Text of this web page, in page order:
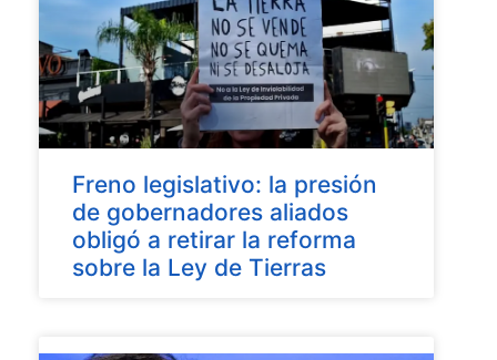
Freno legislativo: la presión
de gobernadores aliados
obligó a retirar la reforma
sobre la Ley de Tierras